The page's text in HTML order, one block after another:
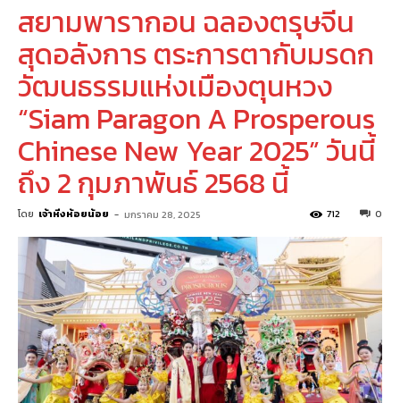
สยามพารากอน ฉลองตรุษจีน
สุดอลังการ ตระการตากับมรดก
วัฒนธรรมแห่งเมืองตุนหวง
“Siam Paragon A Prosperous
Chinese New Year 2025” วันนี้
ถึง 2 กุมภาพันธ์ 2568 นี้
โดย เจ้าหิ่งห้อยน้อย - มกราคม 28, 2025 0
712